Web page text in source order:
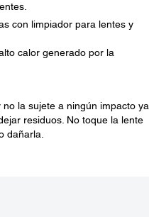
con limpiador para lentes y
calor generado por la
la sujete a ningún impacto ya
residuos. No toque la lente
dañarla.